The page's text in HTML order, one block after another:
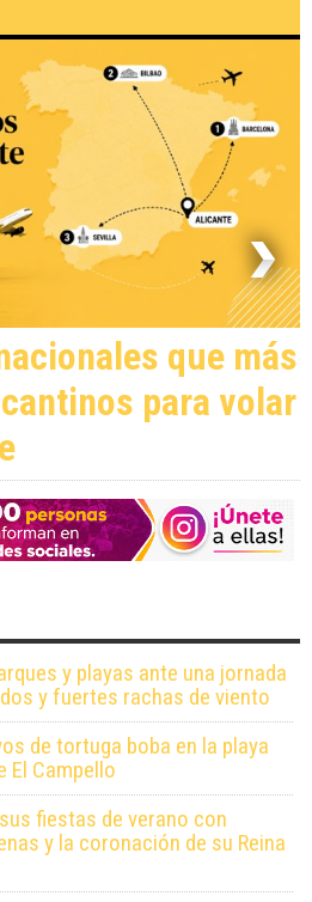
que más
para volar
y playas ante una jornada
y fuertes rachas de viento
de tortuga boba en la playa
El Campello
fiestas de verano con
y la coronación de su Reina